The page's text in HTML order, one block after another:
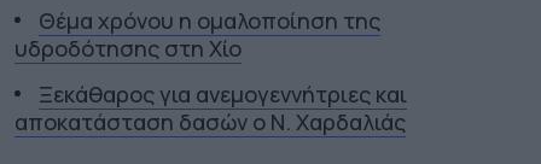
Θέμα χρόνου η ομαλοποίηση της
υδροδότησης στη Χίο
Ξεκάθαρος για ανεμογεννήτριες και
αποκατάσταση δασών ο Ν. Χαρδαλιάς